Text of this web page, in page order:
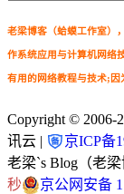
老梁博客（蛤蟆工作室）
作系统应用与计算机网络
有用的网络教程与技术;因
Copyright © 2006-
讯云 |
京ICP备
老梁`s Blog（老
秒
京公网安备